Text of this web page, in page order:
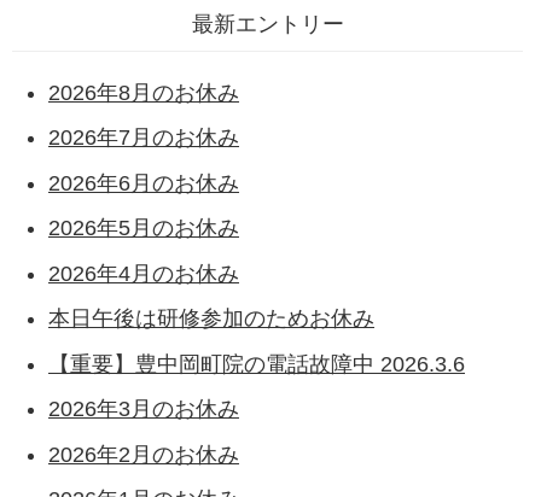
最新エントリー
2026年8月のお休み
2026年7月のお休み
2026年6月のお休み
2026年5月のお休み
2026年4月のお休み
本日午後は研修参加のためお休み
【重要】豊中岡町院の電話故障中 2026.3.6
2026年3月のお休み
2026年2月のお休み